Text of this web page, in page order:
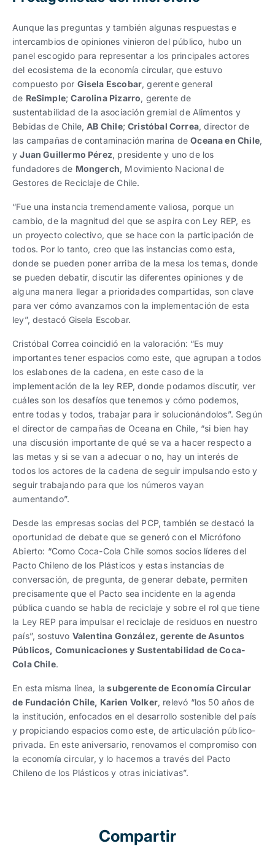
Aunque las preguntas y también algunas respuestas e
intercambios de opiniones vinieron del público, hubo un
panel escogido para representar a los principales actores
del ecosistema de la economía circular, que estuvo
compuesto por Gisela Escobar, gerente general
de ReSimple;Carolina Pizarro, gerente de
sustentabilidad de la asociación gremial de Alimentos y
Bebidas de Chile,AB Chile;Cristóbal Correa, director de
las campañas de contaminación marina deOceana en Chile,
yJuan Guillermo Pérez, presidente y uno de los
fundadores de Mongerch, Movimiento Nacional de
Gestores de Reciclaje de Chile.
“Fue una instancia tremendamente valiosa, porque un
cambio, de la magnitud del que se aspira con Ley REP, es
un proyecto colectivo, que se hace con la participación de
todos. Por lo tanto, creo que las instancias como esta,
donde se pueden poner arriba de la mesa los temas, donde
se pueden debatir, discutir las diferentes opiniones y de
alguna manera llegar a prioridades compartidas, son clave
para ver cómo avanzamos con la implementación de esta
ley”, destacó Gisela Escobar.
Cristóbal Correa coincidió en la valoración: “Es muy
importantes tener espacios como este, que agrupan a todos
los eslabones de la cadena, en este caso de la
implementación de la ley REP, donde podamos discutir, ver
cuáles son los desafíos que tenemos y cómo podemos,
entre todas y todos, trabajar para ir solucionándolos”. Según
el director de campañas de Oceana en Chile, “si bien hay
una discusión importante de qué se va a hacer respecto a
las metas y si se van a adecuar o no, hay un interés de
todos los actores de la cadena de seguir impulsando esto y
seguir trabajando para que los números vayan
aumentando”.
Desde las empresas socias del PCP, también se destacó la
oportunidad de debate que se generó con el Micrófono
Abierto: “Como Coca-Cola Chile somos socios líderes del
Pacto Chileno de los Plásticos y estas instancias de
conversación, de pregunta, de generar debate, permiten
precisamente que el Pacto sea incidente en la agenda
pública cuando se habla de reciclaje y sobre el rol que tiene
la Ley REP para impulsar el reciclaje de residuos en nuestro
país”, sostuvo Valentina González, gerente de Asuntos
Públicos, Comunicaciones y Sustentabilidad de Coca-
Cola Chile.
En esta misma línea, la subgerente de Economía Circular
de Fundación Chile, Karien Volker, relevó “los 50 años de
la institución, enfocados en el desarrollo sostenible del país
y propiciando espacios como este, de articulación público-
privada. En este aniversario, renovamos el compromiso con
la economía circular, y lo hacemos a través del Pacto
Chileno de los Plásticos y otras iniciativas”.
Compartir